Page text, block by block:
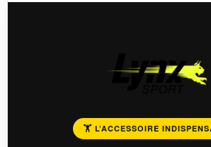
🏋️ L’ACCESSOIRE